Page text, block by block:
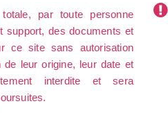
par toute personne
support, des documents et
ce site sans autorisation
de leur origine, leur date et
interdite et sera